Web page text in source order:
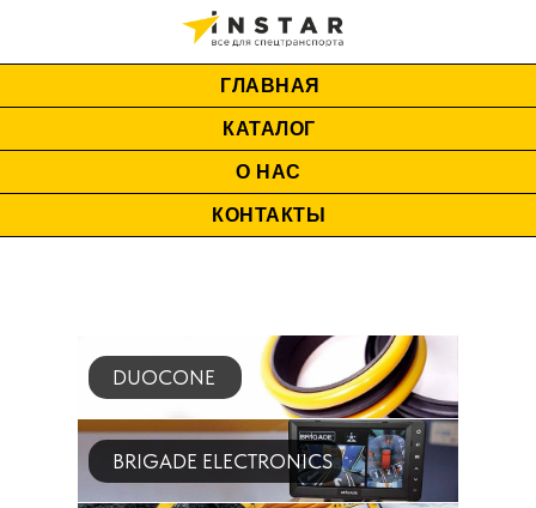
ГЛАВНАЯ
КАТАЛОГ
О НАС
КОНТАКТЫ
DUOCONE
BRIGADE ELECTRONICS